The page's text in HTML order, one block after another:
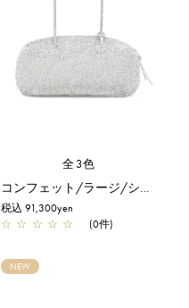
全3色
コンフェット/ラージ/シルバー
税込 91,300yen
☆ ☆ ☆ ☆ ☆ (0件)
NEW